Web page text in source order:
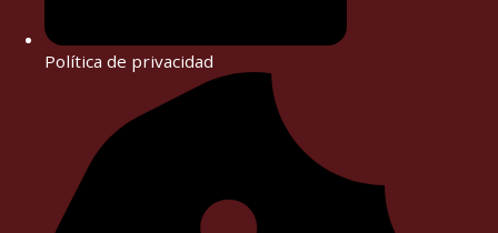
Política de privacidad